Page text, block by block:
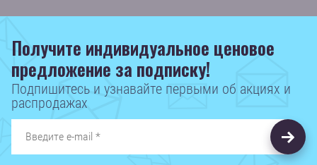
Получите индивидуальное ценовое
предложение за подписку!
Подпишитесь и узнавайте первыми об акциях и
распродажах